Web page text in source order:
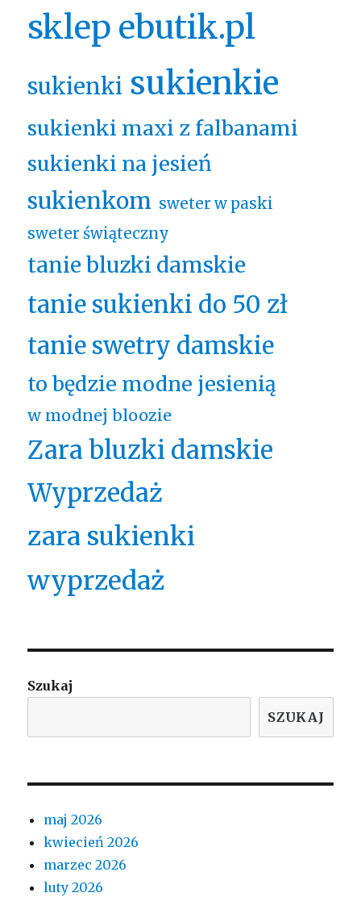
sklep ebutik.pl
sukienki sukienkie
sukienki maxi z falbanami
sukienki na jesień
sukienkom sweter w paski
sweter świąteczny
tanie bluzki damskie
tanie sukienki do 50 zł
tanie swetry damskie
to będzie modne jesienią
w modnej bloozie
Zara bluzki damskie
Wyprzedaż
zara sukienki
wyprzedaż
Szukaj
SZUKAJ
maj 2026
kwiecień 2026
marzec 2026
luty 2026